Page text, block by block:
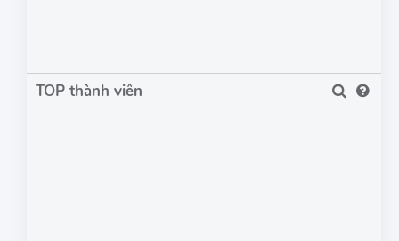
TOP thành viên